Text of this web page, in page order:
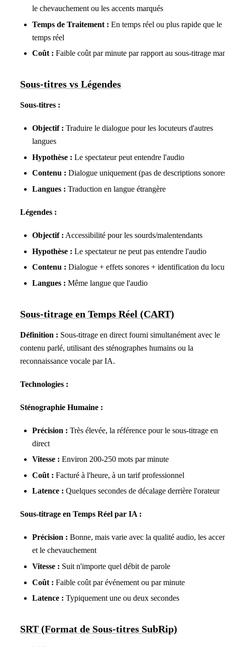
le chevauchement ou les accents marqués
Temps de Traitement : En temps réel ou plus rapide que le
temps réel
Coût : Faible coût par minute par rapport au sous-titrage
Sous-titres vs Légendes
Sous-titres :
Objectif : Traduire le dialogue pour les locuteurs d'autres
langues
Hypothèse : Le spectateur peut entendre l'audio
Contenu : Dialogue uniquement (pas de descriptions
Langues : Traduction en langue étrangère
Légendes :
Objectif : Accessibilité pour les sourds/malentendants
Hypothèse : Le spectateur ne peut pas entendre l'audio
Contenu : Dialogue + effets sonores + identification du
Langues : Même langue que l'audio
Sous-titrage en Temps Réel (CART)
Définition : Sous-titrage en direct fourni simultanément avec le
contenu parlé, utilisant des sténographes humains ou la
reconnaissance vocale par IA.
Technologies :
Sténographie Humaine :
Précision : Très élevée, la référence pour le sous-titrage en
direct
Vitesse : Environ 200-250 mots par minute
Coût : Facturé à l'heure, à un tarif professionnel
Latence : Quelques secondes de décalage derrière l'orateur
Sous-titrage en Temps Réel par IA :
Précision : Bonne, mais varie avec la qualité audio, les
et le chevauchement
Vitesse : Suit n'importe quel débit de parole
Coût : Faible coût par événement ou par minute
Latence : Typiquement une ou deux secondes
SRT (Format de Sous-titres SubRip)